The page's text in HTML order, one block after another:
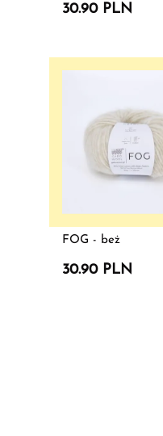
30.90 PLN
FOG - beż
30.90 PLN